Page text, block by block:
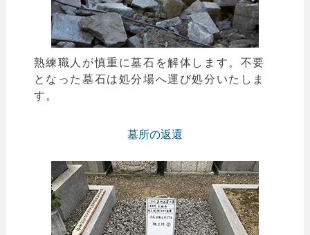
熟練職人が慎重に墓石を解体します。不要
となった墓石は処分場へ運び処分いたしま
す。
墓所の返還